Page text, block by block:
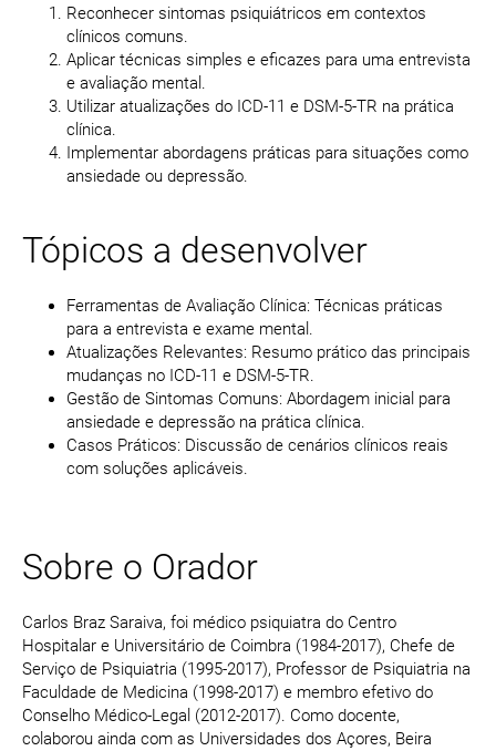
Reconhecer sintomas psiquiátricos em contextos
clínicos comuns.
Aplicar técnicas simples e eficazes para uma entrevista
e avaliação mental.
Utilizar atualizações do ICD-11 e DSM-5-TR na prática
clínica.
Implementar abordagens práticas para situações como
ansiedade ou depressão.
Tópicos a desenvolver
Ferramentas de Avaliação Clínica: Técnicas práticas
para a entrevista e exame mental.
Atualizações Relevantes: Resumo prático das principais
mudanças no ICD-11 e DSM-5-TR.
Gestão de Sintomas Comuns: Abordagem inicial para
ansiedade e depressão na prática clínica.
Casos Práticos: Discussão de cenários clínicos reais
com soluções aplicáveis.
Sobre o Orador
Carlos Braz Saraiva, foi médico psiquiatra do Centro
Hospitalar e Universitário de Coimbra (1984-2017), Chefe de
Serviço de Psiquiatria (1995-2017), Professor de Psiquiatria na
Faculdade de Medicina (1998-2017) e membro efetivo do
Conselho Médico-Legal (2012-2017). Como docente,
colaborou ainda com as Universidades dos Açores, Beira